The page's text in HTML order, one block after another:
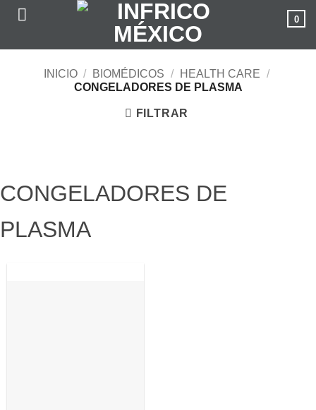
Saltar
0
INICIO / BIOMÉDICOS / HEALTH CARE /
CONGELADORES DE PLASMA
FILTRAR
CONGELADORES DE
PLASMA